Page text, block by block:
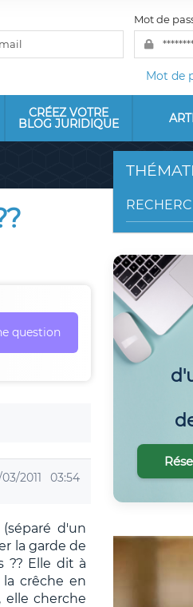
Mot de
Mot de
CRÉEZ VOTRE
BLOG JURIDIQUE
question
03/2011 03:54
d'un
la garde de
?? Elle dit à
crêche en
elle cherche